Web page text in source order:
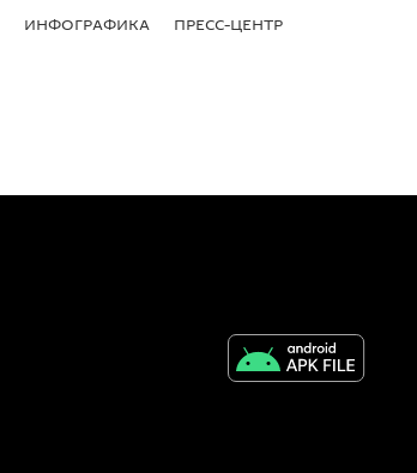
ИНФОГРАФИКА ПРЕСС-ЦЕНТР